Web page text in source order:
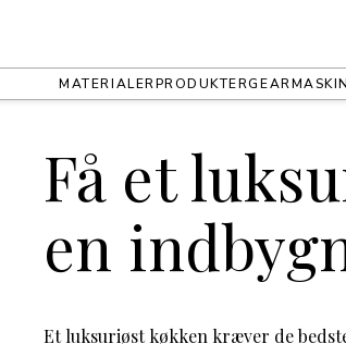
MATERIALERPRODUKTERGEAR
Få et
en
Et luksuriøst køkken kræver de